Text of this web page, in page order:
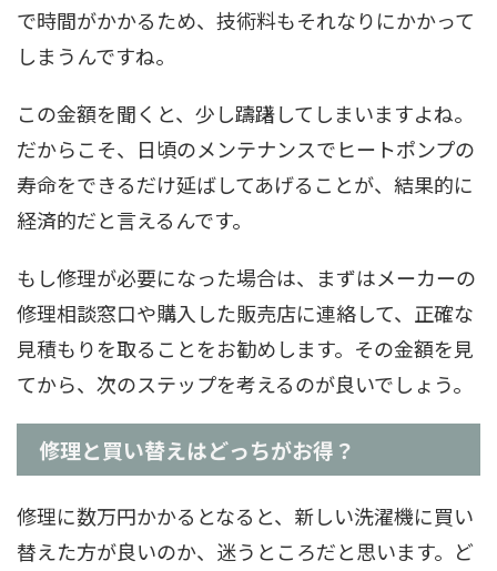
で時間がかかるため、技術料もそれなりにかかって
しまうんですね。
この金額を聞くと、少し躊躇してしまいますよね。
だからこそ、日頃のメンテナンスでヒートポンプの
寿命をできるだけ延ばしてあげることが、結果的に
経済的だと言えるんです。
もし修理が必要になった場合は、まずはメーカーの
修理相談窓口や購入した販売店に連絡して、正確な
見積もりを取ることをお勧めします。その金額を見
てから、次のステップを考えるのが良いでしょう。
修理と買い替えはどっちがお得？
修理に数万円かかるとなると、新しい洗濯機に買い
替えた方が良いのか、迷うところだと思います。ど